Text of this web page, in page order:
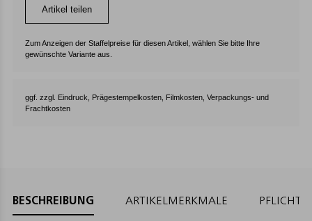
Artikel teilen
Zum Anzeigen der Staffelpreise für diesen Artikel, wählen Sie bitte Ihre
gewünschte Variante aus.
ggf. zzgl. Eindruck, Prägestempelkosten, Filmkosten, Verpackungs- und
Frachtkosten
BESCHREIBUNG ARTIKELMERKMALE